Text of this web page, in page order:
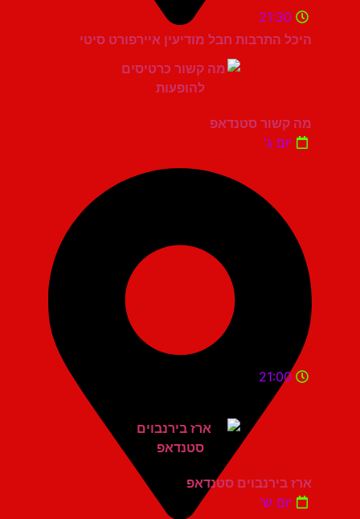
היכל התרבות חבל מודיעין איירפורט סיטי
21:30
מה קשור סטנדאפ
יום ג'
21:00
ארז בירנבוים סטנדאפ
יום ש'